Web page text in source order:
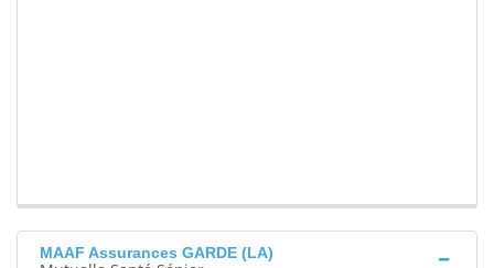
MAAF Assurances GARDE (LA)